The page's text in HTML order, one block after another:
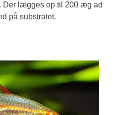
lægges op til 200 æg ad
på substratet.